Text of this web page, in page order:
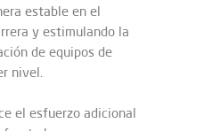
estable en el
y estimulando la
de equipos de
nivel.
el esfuerzo adicional